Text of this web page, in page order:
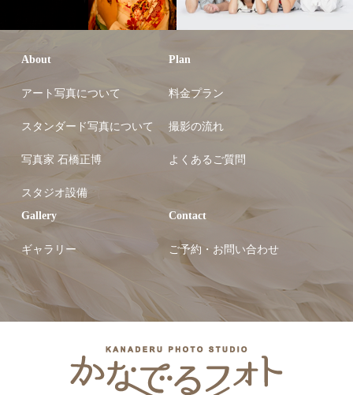
About
アート写真について
スタンダード写真について
写真家 石橋正博
スタジオ設備
Plan
料金プラン
撮影の流れ
よくあるご質問
Gallery
ギャラリー
Contact
ご予約・お問い合わせ